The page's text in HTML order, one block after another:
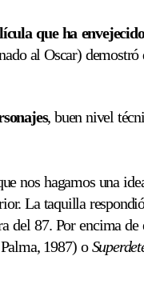
que ha
al Oscar)
, buen nivel
nos hagamos una
La taquilla
del 87. Por encima
1987) o